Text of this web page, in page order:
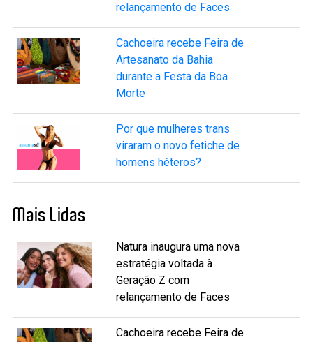
relançamento de Faces
Cachoeira recebe Feira de
Artesanato da Bahia
durante a Festa da Boa
Morte
Por que mulheres trans
viraram o novo fetiche de
homens héteros?
Mais Lidas
Natura inaugura uma nova
estratégia voltada à
Geração Z com
relançamento de Faces
Cachoeira recebe Feira de